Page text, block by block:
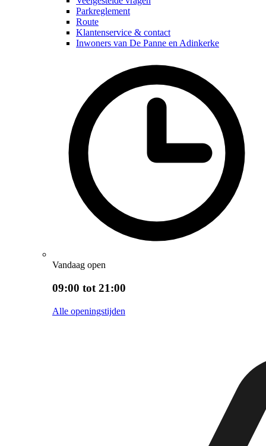
submenu
Parkreglement
Route
Klantenservice & contact
Inwoners van De Panne en Adinkerke
Vandaag open
09:00 tot 21:00
Alle openingstijden